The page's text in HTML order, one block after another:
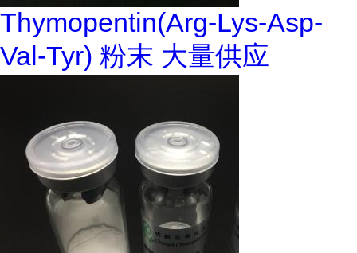
Thymopentin(Arg-Lys-Asp-
Val-Tyr) 粉末 大量供应